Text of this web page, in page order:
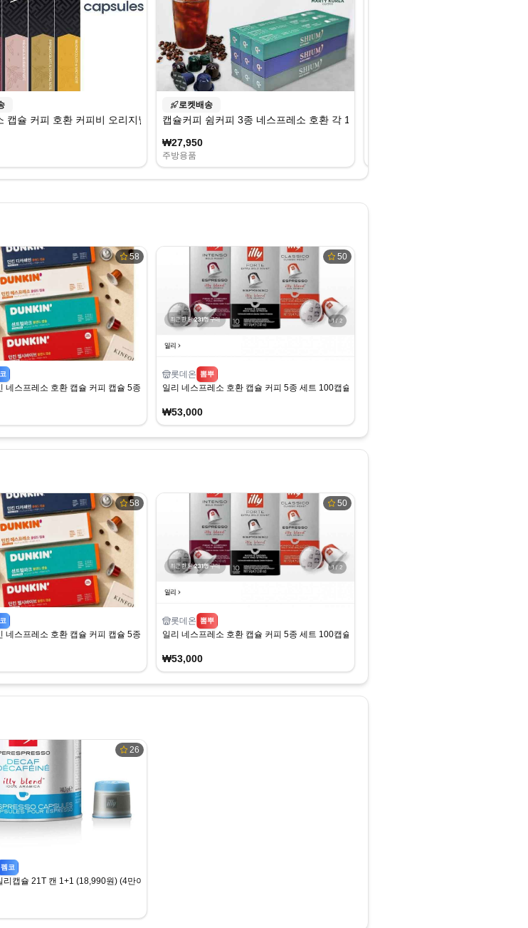
, 10개
캡슐 커피 호환 커피비 오리지널 50캡슐
로켓배송
캡슐커피 쉼커피 3종 네스프레소 호환 각 10캡슐 X 9 =90캡슐, 1개, 90개입, 5g
₩27,950
주방용품
58
네스프레소 호환 캡슐 커피 캡슐 5종 120개입 (33,500원) (무료)
50
롯데온 뽐뿌
일리 네스프레소 호환 캡슐 커피 5종 세트 100캡슐
₩53,000
58
네스프레소 호환 캡슐 커피 캡슐 5종 120개입 (33,500원) (무료)
50
롯데온 뽐뿌
일리 네스프레소 호환 캡슐 커피 5종 세트 100캡슐
₩53,000
26
펨코
리캡슐 21T 캔 1+1 (18,990원) (4만이상무료)